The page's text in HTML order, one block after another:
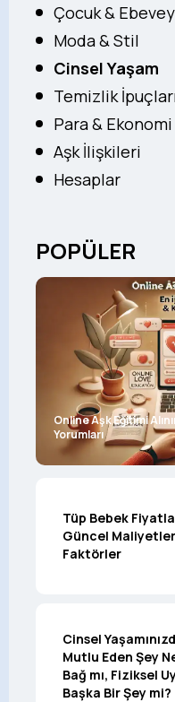
Çocuk &
Moda & Stil
Cinsel Yaşam
Temizlik
Para & Ekonomi
Aşk İlişkileri
Hesaplar
POPÜLER
Online Aşk Eğitimi
Yorumları
Tüp Bebek
Güncel
Faktörler
Cinsel
Mutlu Eden Şey
Bağ mı, Fiziksel
Başka Bir Şey mi?